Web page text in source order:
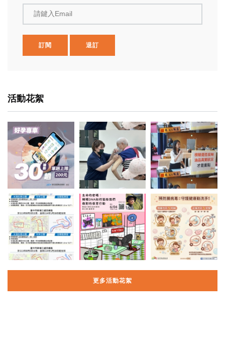
請鍵入Email
訂閱 退訂
活動花絮
更多活動花絮